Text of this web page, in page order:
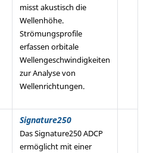
misst akustisch die
Wellenhöhe.
Strömungsprofile
erfassen orbitale
Wellengeschwindigkeiten
zur Analyse von
Wellenrichtungen.
Signature250
Das Signature250 ADCP
ermöglicht mit einer